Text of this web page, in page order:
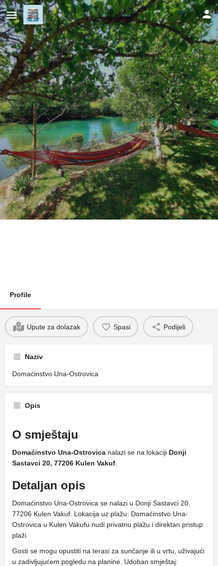
Domaćinstvo Una-Ostrovica
Cijena (po danu)
20KM
Profile
Upute za dolazak Spasi Podijeli
Naziv
Domaćinstvo Una-Ostrovica
Opis
O smještaju
Domaćinstvo Una-Ostrovica nalazi se na lokaciji Donji
Sastavci 20, 77206 Kulen Vakuf
Detaljan opis
Domaćinstvo Una-Ostrovica se nalazi u Donji Sastavci 20,
77206 Kulen Vakuf. Lokacija uz plažu: Domaćinstvo Una-
Ostrovica u Kulen Vakufu nudi privatnu plažu i direktan pristup
plaži.
Gosti se mogu opustiti na terasi za sunčanje ili u vrtu, uživajući
u zadivljujućem pogledu na planine. Udoban smještaj: